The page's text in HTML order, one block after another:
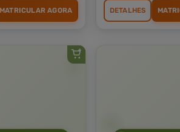
MATRICULAR AGORA DETALHES